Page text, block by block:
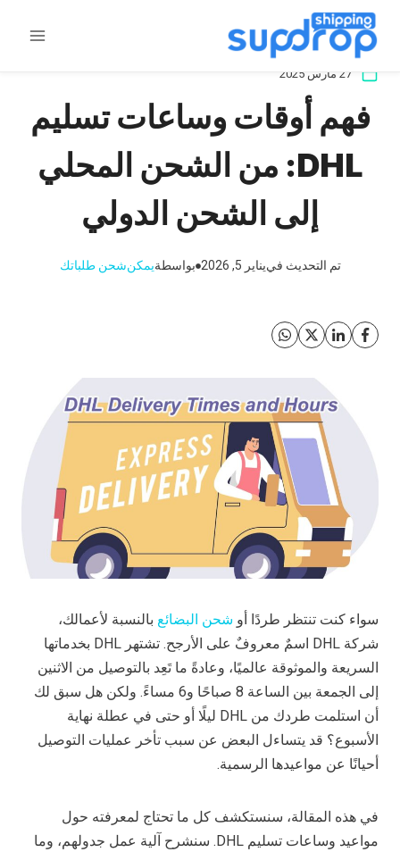
تخطى
المحتوى
27 مارس 2025
فهم أوقات وساعات تسليم
DHL: من الشحن المحلي
إلى الشحن الدولي
تم التحديث فييناير 5, 2026 بواسطةيمكنشحن طلباتك
سواء كنت تنتظر طردًا أو شحن البضائع بالنسبة لأعمالك،
شركة DHL اسمٌ معروفٌ على الأرجح. تشتهر DHL بخدماتها
السريعة والموثوقة عالميًا، وعادةً ما تَعِد بالتوصيل من الاثنين
إلى الجمعة بين الساعة 8 صباحًا و6 مساءً. ولكن هل سبق لك
أن استلمت طردك من DHL ليلًا أو حتى في عطلة نهاية
الأسبوع؟ قد يتساءل البعض عن سبب تأخر عمليات التوصيل
أحيانًا عن مواعيدها الرسمية.
في هذه المقالة، سنستكشف كل ما تحتاج لمعرفته حول
مواعيد وساعات تسليم DHL. سنشرح آلية عمل جدولهم، وما